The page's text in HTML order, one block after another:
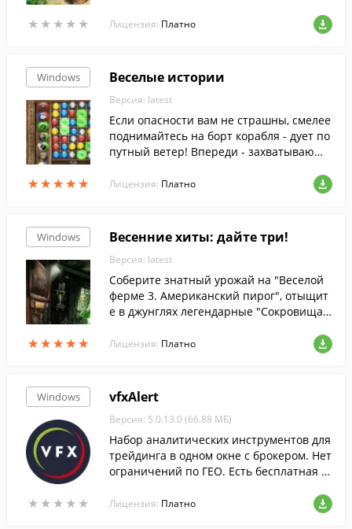
★ ★ ★ ★ ★
★ ★ ★ ★ ★
дукции и отгоняйте непрошеных гостей,
которые будут валиться прямо вам на го
даний, для выполнения которых потреб
уется сноровка, точный расчет и умени
е быстро принимать правильное решен
ие. Новая серия всемирно известного аг
рарного блокбастера уже ждет вас!
Лицензия: Платно
Windows
★★★★★
★★★★★
Веселые истории
Версия: latest
Если опасности вам не страшны, смелее
поднимайтесь на борт корабля - дует по
путный ветер! Впереди - захватывающи
Лицензия: Платно
Windows
★★★★★
★★★★★
Весенние хиты: дайте три!
Версия: latest
Соберите знатный урожай на "Веселой
ферме 3. Американский пирог", отыщит
е в джунглях легендарные "Сокровища
йны, о которых поведает вам "Сакра Тер
Лицензия: Платно
Windows
★ ★ ★ ★ ★
★ ★ ★ ★ ★
vfxAlert
Версия: 5.0.13.0 (66.88 МБ)
Набор аналитических инструментов для
трейдинга в одном окне с брокером. Нет
ограничений по ГЕО. Есть бесплатная в
Лицензия: Платно